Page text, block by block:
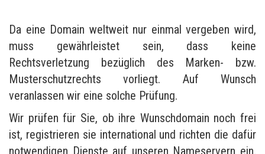
Da eine Domain weltweit nur einmal vergeben wird,
muss gewährleistet sein, dass keine
Rechtsverletzung bezüglich des Marken- bzw.
Musterschutzrechts vorliegt. Auf Wunsch
veranlassen wir eine solche Prüfung.
Wir prüfen für Sie, ob ihre Wunschdomain noch frei
ist, registrieren sie international und richten die dafür
notwendigen Dienste auf unseren Nameservern ein.